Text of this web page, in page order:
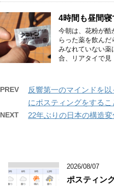
4時間も昼間寝
今朝は、花粉が
らった薬を飲ん
みなれていない薬
合、リアタイで見
PREV
反響第一のマインドを
にポスティングをするこ
NEXT 22年ぶりの日本の構造変
2026/08/07
ポスティン